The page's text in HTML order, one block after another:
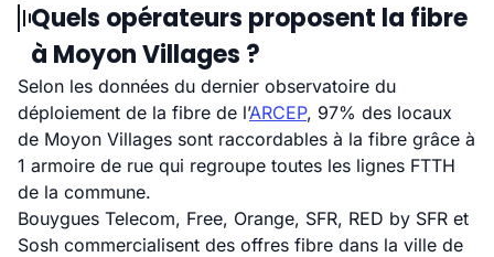
Quels opérateurs proposent la fibre
à Moyon Villages ?
Selon les données du dernier observatoire du
déploiement de la fibre de l’ARCEP, 97% des locaux
de Moyon Villages sont raccordables à la fibre grâce à
1 armoire de rue qui regroupe toutes les lignes FTTH
de la commune.
Bouygues Telecom, Free, Orange, SFR, RED by SFR et
Sosh commercialisent des offres fibre dans la ville de